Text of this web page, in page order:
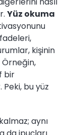
Yüz okuma
kişinin
bir
bu yüz
aynı